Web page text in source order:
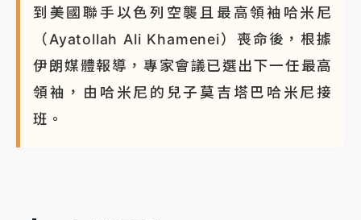
到美國聯手以色列空襲且最高領袖哈米尼
（Ayatollah Ali Khamenei）喪命後，根據
伊朗媒體報導，專家會議已選出下一任最高
領袖，由哈米尼的兒子莫吉塔巴哈米尼接
班。